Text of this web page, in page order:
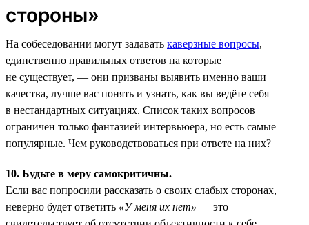
стороны»
На собеседовании могут задавать каверзные вопросы,
единственно правильных ответов на которые
не существует, — они призваны выявить именно ваши
качества, лучше вас понять и узнать, как вы ведёте себя
в нестандартных ситуациях. Список таких вопросов
ограничен только фантазией интервьюера, но есть самые
популярные. Чем руководствоваться при ответе на них?
10. Будьте в меру самокритичны.
Если вас попросили рассказать о своих слабых сторонах,
неверно будет ответить «У меня их нет» — это